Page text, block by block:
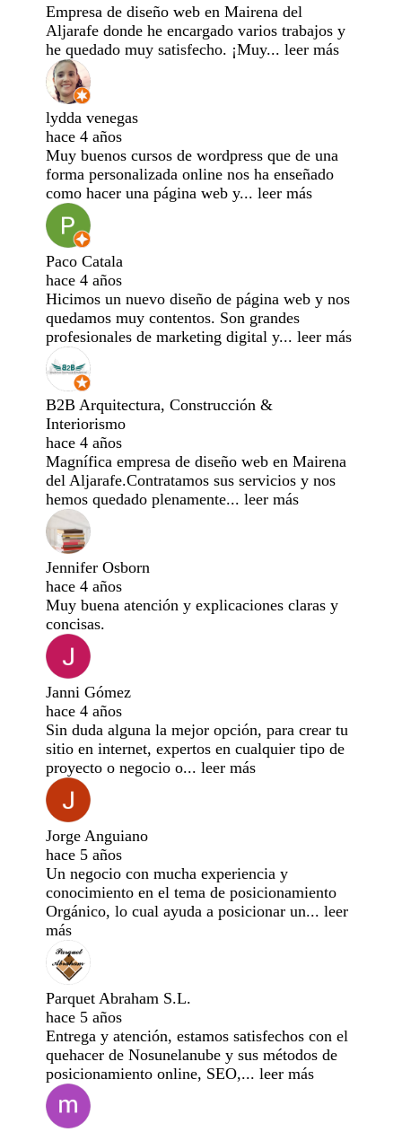
Empresa de diseño web en Mairena del
Aljarafe donde he encargado varios trabajos y
he quedado muy satisfecho. ¡Muy...leer más
lydda venegas
hace 4 años
Muy buenos cursos de wordpress que de una
forma personalizada online nos ha enseñado
como hacer una página web y...leer más
Paco Catala
hace 4 años
Hicimos un nuevo diseño de página web y nos
quedamos muy contentos. Son grandes
profesionales de marketing digital y...leer más
B2B Arquitectura, Construcción &
Interiorismo
hace 4 años
Magnífica empresa de diseño web en Mairena
del Aljarafe.Contratamos sus servicios y nos
hemos quedado plenamente...leer más
Jennifer Osborn
hace 4 años
Muy buena atención y explicaciones claras y
concisas.
Janni Gómez
hace 4 años
Sin duda alguna la mejor opción, para crear tu
sitio en internet, expertos en cualquier tipo de
proyecto o negocio o...leer más
Jorge Anguiano
hace 5 años
Un negocio con mucha experiencia y
conocimiento en el tema de posicionamiento
Orgánico, lo cual ayuda a posicionar un...leer
más
Parquet Abraham S.L.
hace 5 años
Entrega y atención, estamos satisfechos con el
quehacer de Nosunelanube y sus métodos de
posicionamiento online, SEO,...leer más